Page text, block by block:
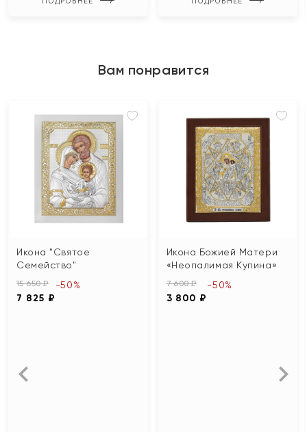
Вам понравится
Икона "Святое
Семейство"
15 650 ₽
7 825 ₽
-50%
Икона Божией Матери
«Неопалимая Купина»
7 600 ₽
3 800 ₽
-50%